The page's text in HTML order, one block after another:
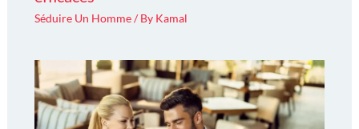
Séduire Un Homme/ By Kamal